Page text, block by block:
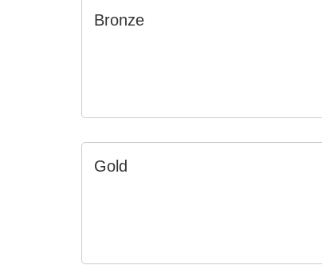
Bronze
Gold